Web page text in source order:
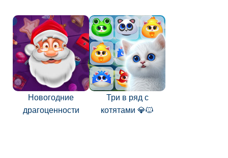
Новогодние
драгоценности
Три в ряд с
котятами 💎🐱